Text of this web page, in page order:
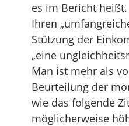
es im Bericht heißt.
Ihren
Stützung der
„eine
Man ist mehr als
Beurteilung der
wie das folgende
möglicherweise